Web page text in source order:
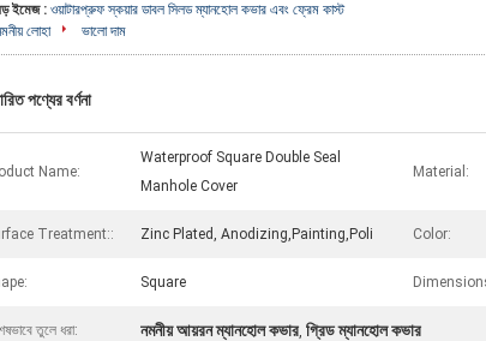
ইমেজ : ওয়াটারপ্রুফ স্কয়ার ডাবল সিলড ম্যানহোল কভার এবং ফ্রেম কাস্ট
লোহা
ভালো দাম
পণ্যের বর্ণনা
Name:
Waterproof Square Double Seal
Manhole Cover
Material:
Treatment:: Zinc Plated, Anodizing,Painting,Poli Color:
Square
তুলে ধরা: নমনীয় আয়রন ম্যানহোল কভার, গ্রিড ম্যানহোল কভার